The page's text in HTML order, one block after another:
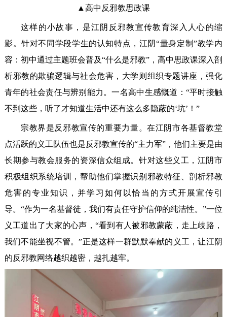
▲高中反邪教思政课
这样的小故事，是江阴反邪教宣传教育深入人心的缩
影。针对不同学段学生的认知特点，江阴“量身定制”教学内
容：初中通过主题班会普及“什么是邪教”，高中思政课深入剖
析邪教的欺骗逻辑与社会危害，大学则组织专题讲座，强化
青年的社会责任与辨别能力。一名高中生感慨道：“平时接触
不到这些，听了才知道生活中还有这么多隐蔽的‘坑’！”
宗教界是反邪教宣传的重要力量。在江阴市各基督教堂
点活跃的义工队伍也是反邪教宣传的“主力军”，他们主要是由
长期参与教会服务的资深信众组成。针对这些义工，江阴市
积极组织系统培训，帮助他们掌握识别邪教特征、剖析邪教
危害的专业知识，并学习如何以恰当的方式开展宣传引
导。“作为一名基督徒，我们有责任守护信仰的纯洁性。”一位
义工道出了大家的心声，“看到有人被邪教蒙蔽，走上歧路，
我们不能坐视不管。”正是这样一群默默奉献的义工，让江阴
的反邪教网络越织越密，越扎越牢。